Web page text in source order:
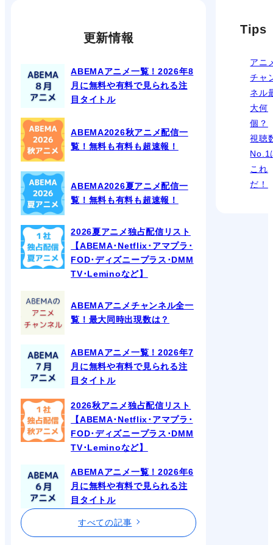
更新情報
ABEMAアニメ一覧！2026年8
月に無料や有料で見られる注
目タイトル
ABEMA2026秋アニメ配信一
覧！無料も有料も超速報！
ABEMA2026夏アニメ配信一
覧！無料も有料も超速報！
2026夏アニメ独占配信リスト
【ABEMA･Netflix･アマプラ･
FOD･ディズニープラス･DMM
TV･Leminoなど】
ABEMAアニメチャンネル全一
覧！最大同時出現数は？
ABEMAアニメ一覧！2026年7
月に無料や有料で見られる注
目タイトル
2026秋アニメ独占配信リスト
【ABEMA･Netflix･アマプラ･
FOD･ディズニープラス･DMM
TV･Leminoなど】
ABEMAアニメ一覧！2026年6
月に無料や有料で見られる注
目タイトル
すべての記事
Tips
アニ
チャ
ネル
大何
個？
視聴
No.1
これ
だ！